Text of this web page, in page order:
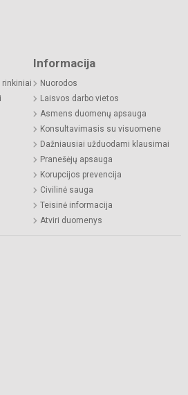
Informacija
Nuorodos
Laisvos darbo vietos
Asmens duomenų apsauga
Konsultavimasis su visuomene
Dažniausiai užduodami klausimai
Pranešėjų apsauga
Korupcijos prevencija
Civilinė sauga
Teisinė informacija
Atviri duomenys